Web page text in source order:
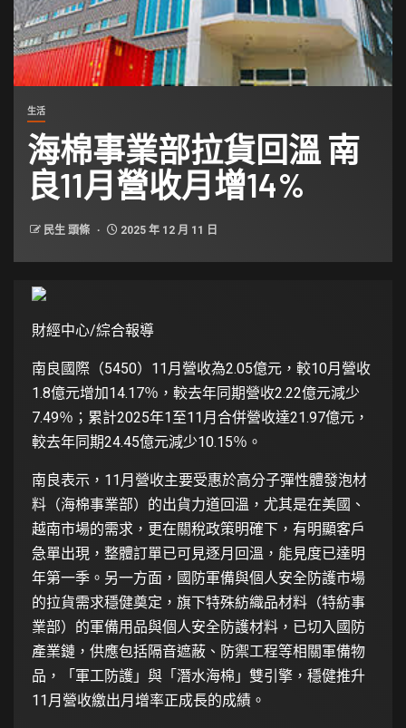
生活
海棉事業部拉貨回溫 南
良11月營收月增14%
民生 頭條 2025 年 12 月 11 日
財經中心/綜合報導
南良國際（5450）11月營收為2.05億元，較10月營收
1.8億元增加14.17％，較去年同期營收2.22億元減少
7.49％；累計2025年1至11月合併營收達21.97億元，
較去年同期24.45億元減少10.15％。
南良表示，11月營收主要受惠於高分子彈性體發泡材
料（海棉事業部）的出貨力道回溫，尤其是在美國、
越南市場的需求，更在關稅政策明確下，有明顯客戶
急單出現，整體訂單已可見逐月回溫，能見度已達明
年第一季。另一方面，國防軍備與個人安全防護市場
的拉貨需求穩健奠定，旗下特殊紡織品材料（特紡事
業部）的軍備用品與個人安全防護材料，已切入國防
產業鏈，供應包括隔音遮蔽、防禦工程等相關軍備物
品，「軍工防護」與「潛水海棉」雙引擎，穩健推升
11月營收繳出月增率正成長的成績。